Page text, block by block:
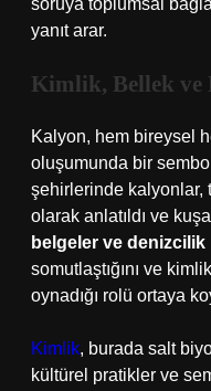
soruya toplumsal
yanıt arar.
Kimlik, Bellek ve
Kalyon, hem bireysel
oluşumunda bir
şehirlerinde kalyonlar,
olarak anlatıldı ve
belgeler ve denizcilik
somutlaştığını ve
oynadığı rolü ortaya
Kimlik, burada salt
kültürel pratikler ve